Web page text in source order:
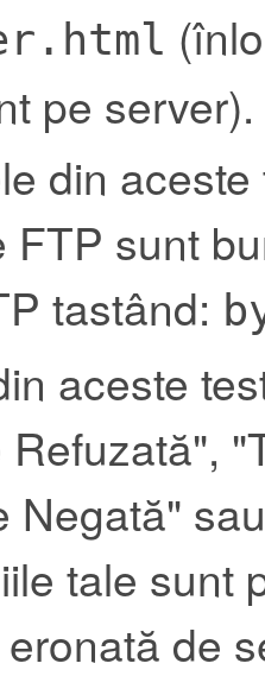
pe server).
din
FTP sunt
tastând:
aceste
Negată"
tale sunt
de